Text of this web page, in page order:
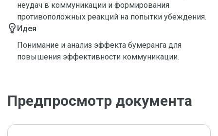
неудач в коммуникации и формирования
противоположных реакций на попытки убеждения.
Идея
Понимание и анализ эффекта бумеранга для
повышения эффективности коммуникации.
Предпросмотр документа